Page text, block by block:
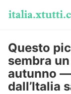
Questo
sembra
autunno
dall’Italia